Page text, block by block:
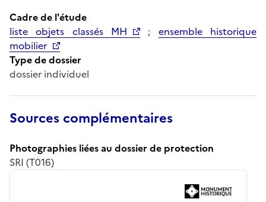
Cadre de l'étude
liste objets classés MH
; ensemble historique
mobilier
Type de dossier
dossier individuel
Sources complémentaires
Photographies liées au dossier de protection
SRI (T016)